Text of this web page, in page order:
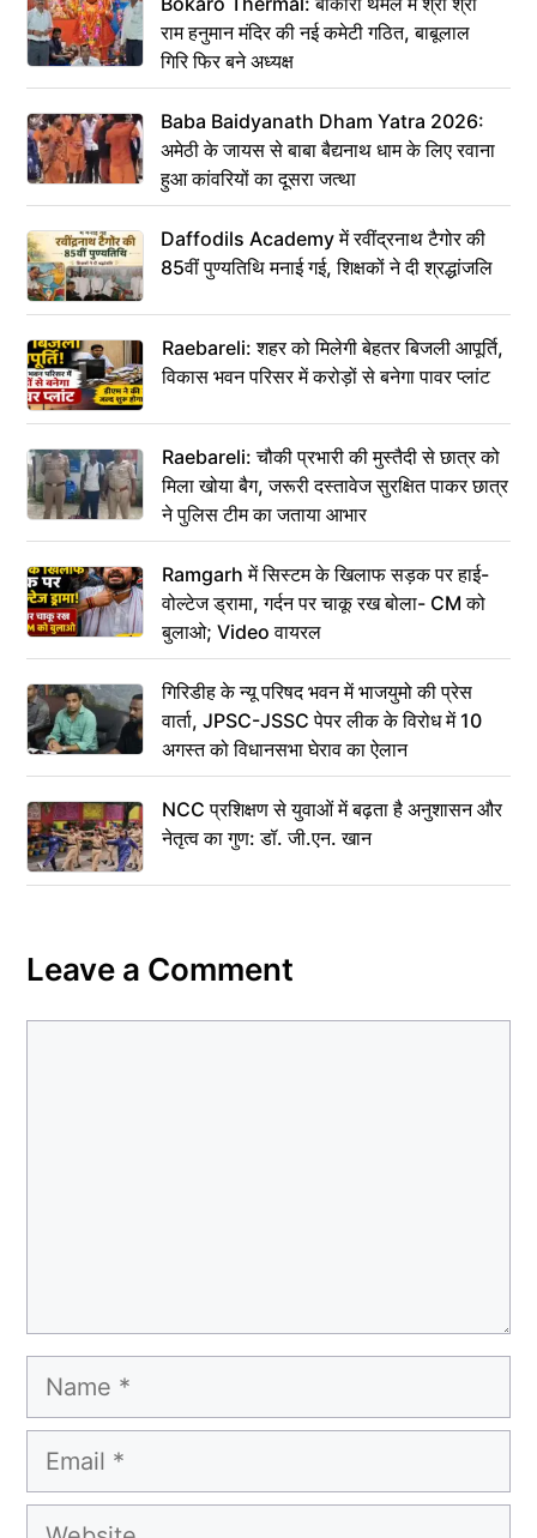
राम हनुमान मंदिर की नई कमेटी गठित, बाबूलाल
गिरि फिर बने अध्यक्ष
Baba Baidyanath Dham Yatra 2026:
अमेठी के जायस से बाबा बैद्यनाथ धाम के लिए रवाना
हुआ कांवरियों का दूसरा जत्था
Daffodils Academy में रवींद्रनाथ टैगोर की
85वीं पुण्यतिथि मनाई गई, शिक्षकों ने दी श्रद्धांजलि
Raebareli: शहर को मिलेगी बेहतर बिजली आपूर्ति,
विकास भवन परिसर में करोड़ों से बनेगा पावर प्लांट
Raebareli: चौकी प्रभारी की मुस्तैदी से छात्र को
मिला खोया बैग, जरूरी दस्तावेज सुरक्षित पाकर छात्र
ने पुलिस टीम का जताया आभार
Ramgarh में सिस्टम के खिलाफ सड़क पर हाई-
वोल्टेज ड्रामा, गर्दन पर चाकू रख बोला- CM को
बुलाओ; Video वायरल
गिरिडीह के न्यू परिषद भवन में भाजयुमो की प्रेस
वार्ता, JPSC-JSSC पेपर लीक के विरोध में 10
अगस्त को विधानसभा घेराव का ऐलान
NCC प्रशिक्षण से युवाओं में बढ़ता है अनुशासन और
नेतृत्व का गुण: डॉ. जी.एन. खान
Leave a Comment
Name
Email
Website